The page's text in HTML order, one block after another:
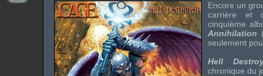
Encore un
carrière et
cinquième
Annihilation
seulement
Hell
chronique du